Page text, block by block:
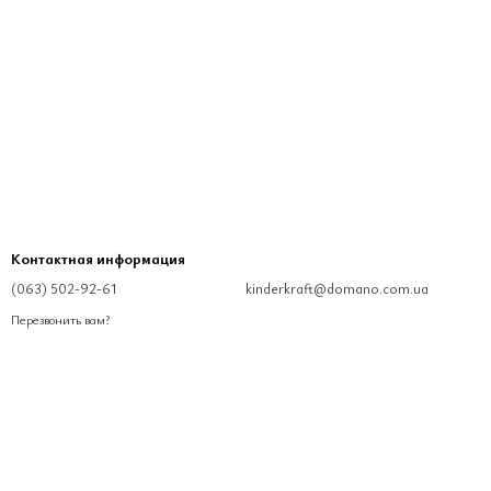
Контактная информация
(063) 502-92-61
Перезвонить вам?
kinderkraft@domano.com.ua